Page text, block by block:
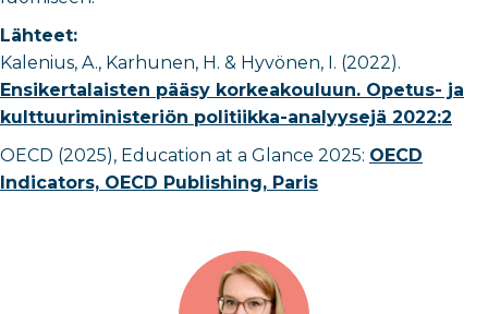
Lähteet:
Kalenius, A., Karhunen, H. & Hyvönen, I. (2022).
Ensikertalaisten pääsy korkeakouluun. Opetus- ja
kulttuuriministeriön politiikka-analyysejä 2022:2
OECD (2025), Education at a Glance 2025: OECD
Indicators, OECD Publishing, Paris